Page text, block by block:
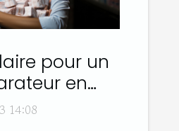
pour un
en
?
14:08